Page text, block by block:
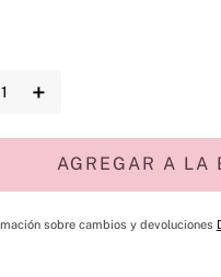
＋
AGREGAR A LA
sobre cambios y devoluciones